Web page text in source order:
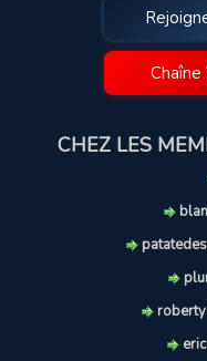
Chaîne
CHEZ LES